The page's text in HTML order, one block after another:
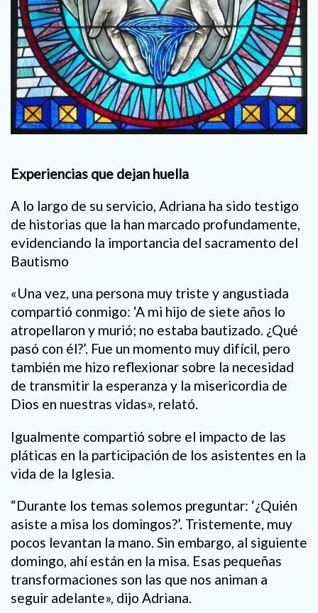
Experiencias que dejan huella
A lo largo de su servicio, Adriana ha sido testigo
de historias que la han marcado profundamente,
evidenciando la importancia del sacramento del
Bautismo
«Una vez, una persona muy triste y angustiada
compartió conmigo: ‘A mi hijo de siete años lo
atropellaron y murió; no estaba bautizado. ¿Qué
pasó con él?’. Fue un momento muy difícil, pero
también me hizo reflexionar sobre la necesidad
de transmitir la esperanza y la misericordia de
Dios en nuestras vidas», relató.
Igualmente compartió sobre el impacto de las
pláticas en la participación de los asistentes en la
vida de la Iglesia.
“Durante los temas solemos preguntar: ‘¿Quién
asiste a misa los domingos?’. Tristemente, muy
pocos levantan la mano. Sin embargo, al siguiente
domingo, ahí están en la misa. Esas pequeñas
transformaciones son las que nos animan a
seguir adelante», dijo Adriana.